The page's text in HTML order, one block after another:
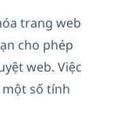
trang web
cho phép
web. Việc
số tính
tôi(mở